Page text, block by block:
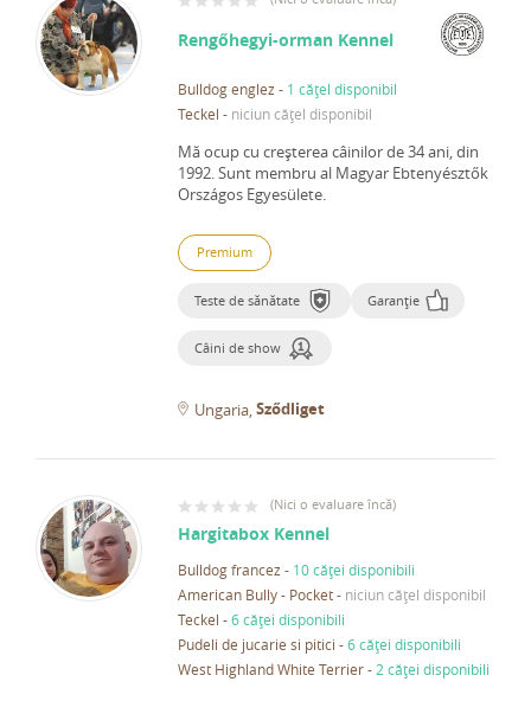
Rengőhegyi-orman Kennel
Bulldog englez - 1 cățel disponibil
Teckel - niciun cățel disponibil
Mă ocup cu creșterea câinilor de 34 ani, din
1992.Sunt membru al Magyar Ebtenyésztők
Országos Egyesülete.
Premium
Teste de sănătate Garanție
Câini de show
Ungaria Sződliget
(Nici o evaluare încă)
Hargitabox Kennel
Bulldog francez - 10 căței disponibili
American Bully - Pocket- niciun cățel disponibil
Teckel -6 căței disponibili
Pudeli de jucarie si pitici -6 căței disponibili
West Highland White Terrier- 2 căței disponibili